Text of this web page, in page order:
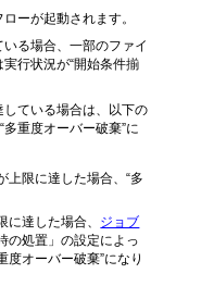
ーが起動されます。
る場合、一部のファイ
行状況が“開始条件揃
ている場合は、以下の
多重度オーバー破棄”に
上限に達した場合、“多
に達した場合、 ジョブ
の処置」の設定によっ
度オーバー破棄”になり